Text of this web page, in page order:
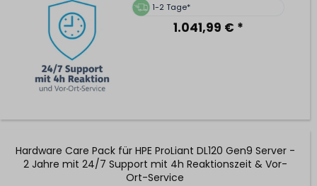
1-2 Tage*
1.041,99 € *
Hardware Care Pack für HPE ProLiant DL120 Gen9 Server -
2 Jahre mit 24/7 Support mit 4h Reaktionszeit & Vor-
Ort-Service